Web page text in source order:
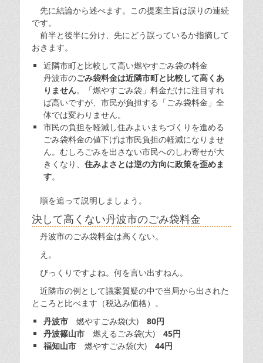
先に結論から述べます。この提案主旨は誤りの連続
です。
前半と後半に分け、先にどう誤っているか指摘して
おきます。
近隣市町と比較して高い燃やすごみ袋の料金
丹波市のごみ袋料金は近隣市町と比較して高くあ
りません。「燃やすごみ袋」料金だけに注目すれ
ば高いですが、市民が負担する「ごみ袋料金」全
体では変わりません。
市民の負担を軽減し住みよいまちづくりを進める
ごみ袋料金の値下げは市民負担の軽減になりませ
ん。むしろごみを出さない市民へのしわ寄せが大
きくなり、 住みよさとは逆の方向に政策を歪めま
す。
順を追って説明しましょう。
決して高くない丹波市のごみ袋料金
丹波市のごみ袋料金は高くない。
え。
びっくりですよね。何を言い出すねん。
近隣市の例として議案質疑の中で当局から出された
ところと比べます（税込み価格）。
丹波市 燃やすごみ袋(大) 80円
丹波篠山市 燃えるごみ袋(大) 45円
福知山市 燃やすごみ袋(大) 44円